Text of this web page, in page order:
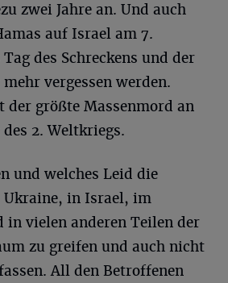
zwei Jahre an. Und auch
auf Israel am 7.
des Schreckens und der
vergessen werden.
der größte Massenmord an
des 2. Weltkriegs.
und welches Leid die
Ukraine, in Israel, im
in vielen anderen Teilen der
zu greifen und auch nicht
All den Betroffenen